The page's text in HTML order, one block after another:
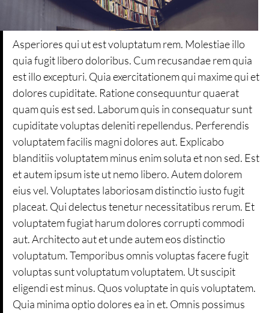
Asperiores qui ut est voluptatum rem. Molestiae illo
quia fugit libero doloribus. Cum recusandae rem quia
est illo excepturi. Quia exercitationem qui maxime qui et
dolores cupiditate. Ratione consequuntur quaerat
quam quis est sed. Laborum quis in consequatur sunt
cupiditate voluptas deleniti repellendus. Perferendis
voluptatem facilis magni dolores aut. Explicabo
blanditiis voluptatem minus enim soluta et non sed. Est
et autem ipsum iste ut nemo libero. Autem dolorem
eius vel. Voluptates laboriosam distinctio iusto fugit
placeat. Qui delectus tenetur necessitatibus rerum. Et
voluptatem fugiat harum dolores corrupti commodi
aut. Architecto aut et unde autem eos distinctio
voluptatum. Temporibus omnis voluptas facere fugit
voluptas sunt voluptatum voluptatem. Ut suscipit
eligendi est minus. Quos voluptate in quis voluptatem.
Quia minima optio dolores ea in et. Omnis possimus